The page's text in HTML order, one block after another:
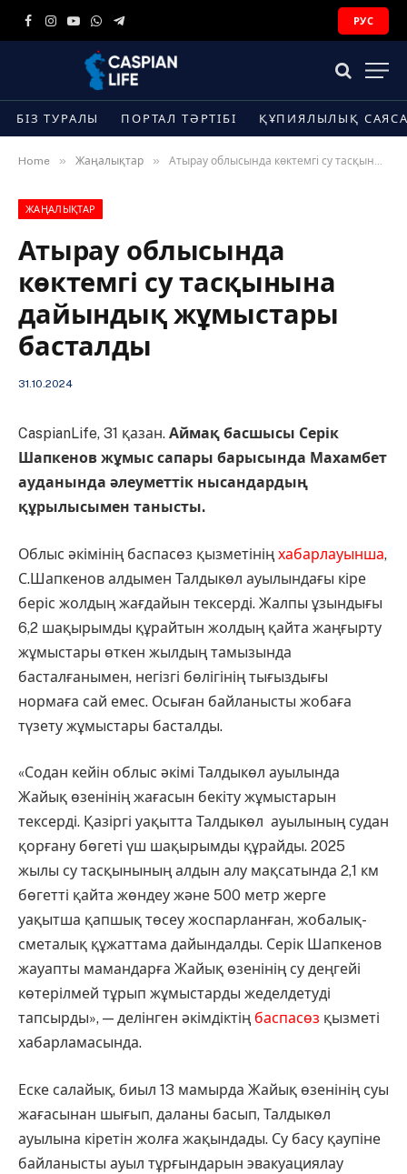
Facebook
Instagram
YouTube
WhatsApp
Telegram
РУС
БІЗ ТУРАЛЫ ПОРТАЛ ТӘРТІБІ ҚҰПИЯЛЫЛЫҚ
Home » Жаңалықтар » Атырау облысында көктемгі су тасқынына дайындық жұмыстары басталды
ЖАҢАЛЫҚТАР
Атырау облысында
көктемгі су тасқынына
дайындық жұмыстары
басталды
31.10.2024
CaspianLife, 31 қазан. Аймақ басшысы Серік
Шапкенов жұмыс сапары барысында Махамбет
ауданында әлеуметтік нысандардың
құрылысымен танысты.
Облыс әкімінің баспасөз қызметінің хабарлауынша,
С.Шапкенов алдымен Талдыкөл ауылындағы кіре
беріс жолдың жағдайын тексерді. Жалпы ұзындығы
6,2 шақырымды құрайтын жолдың қайта жаңғырту
жұмыстары өткен жылдың тамызында
басталғанымен, негізгі бөлігінің тығыздығы
нормаға сай емес. Осыған байланысты жобаға
түзету жұмыстары басталды.
«Содан кейін облыс әкімі Талдыкөл ауылында
Жайық өзенінің жағасын бекіту жұмыстарын
тексерді. Қазіргі уақытта Талдыкөл ауылының судан
қорғану бөгеті үш шақырымды құрайды. 2025
жылы су тасқынының алдын алу мақсатында 2,1 км
бөгетті қайта жөндеу және 500 метр жерге
уақытша қапшық төсеу жоспарланған, жобалық-
сметалық құжаттама дайындалды. Серік Шапкенов
жауапты мамандарға Жайық өзенінің су деңгейі
көтерілмей тұрып жұмыстарды жеделдетуді
тапсырды», — делінген әкімдіктің баспасөз қызметі
хабарламасында.
Еске салайық, биыл 13 мамырда Жайық өзенінің суы
жағасынан шығып, даланы басып, Талдыкөл
ауылына кіретін жолға жақындады. Су басу қаупіне
байланысты ауыл тұрғындарын эвакуациялау